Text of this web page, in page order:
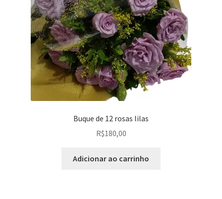
Buque de 12 rosas lilas
R$180,00
Adicionar ao carrinho